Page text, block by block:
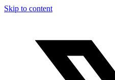
Skip to content